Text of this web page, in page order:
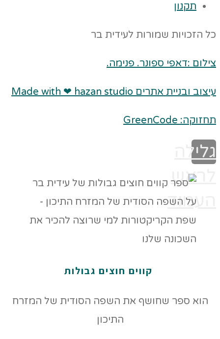
תקנון
כל הזכויות שמורות לעידית בר
צילום :דאפי ספונר. פנימה.
עיצוב ובניית אתרים Made with ❤ hazan studio
תחזוקה: GreenCode
גלילה
לראש
העמוד
קווים חוצים גבולות
הוא ספר שחושף את השפה הסודית של המזרח
התיכון